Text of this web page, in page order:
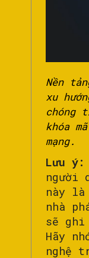
Nền
xu
chóng
khóa
mạng.
Lưu ý:
người
này là
nhà
sẽ ghi
Hãy
nghệ